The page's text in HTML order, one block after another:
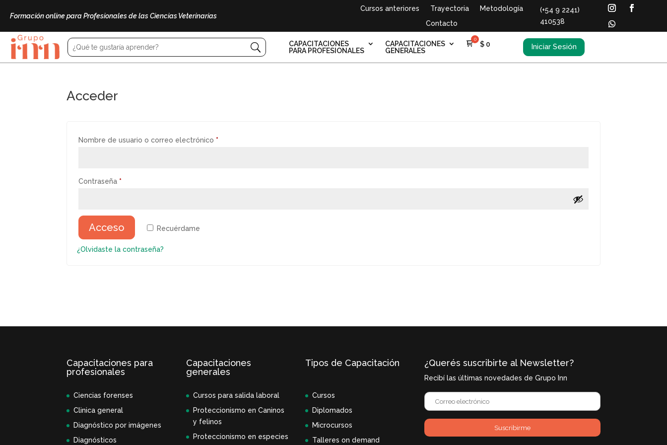
Formación online para Profesionales de las Ciencias Veterinarias
Cursos anteriores Trayectoria
Metodología
Contacto
(+54 9 2241)
410538
CAPACITACIONES
PARA PROFESIONALES
CAPACITACIONES
GENERALES
$ 0 Iniciar Sesión
Acceder
Nombre de usuario o correo electrónico *
Contraseña *
Recuérdame
Acceso
¿Olvidaste la contraseña?
Capacitaciones para
profesionales
Ciencias forenses
Clinica general
Diagnóstico por imágenes
Diagnósticos
Capacitaciones
generales
Cursos para salida laboral
Proteccionismo en Caninos
y felinos
Proteccionismo en especies
Tipos de Capacitación
Cursos
Diplomados
Microcursos
Talleres on demand
¿Querés suscribirte al Newsletter?
Recibí las últimas novedades de Grupo Inn